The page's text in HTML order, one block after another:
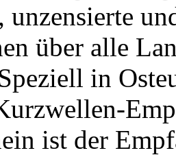
unzensierte
über alle
in
ist der